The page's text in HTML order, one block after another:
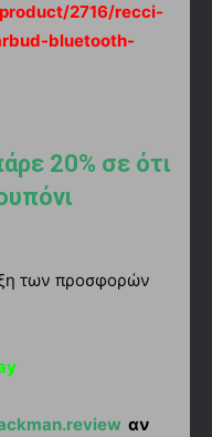
2716/recci-
bluetooth-
20% σε ότι
των προσφορών
αν